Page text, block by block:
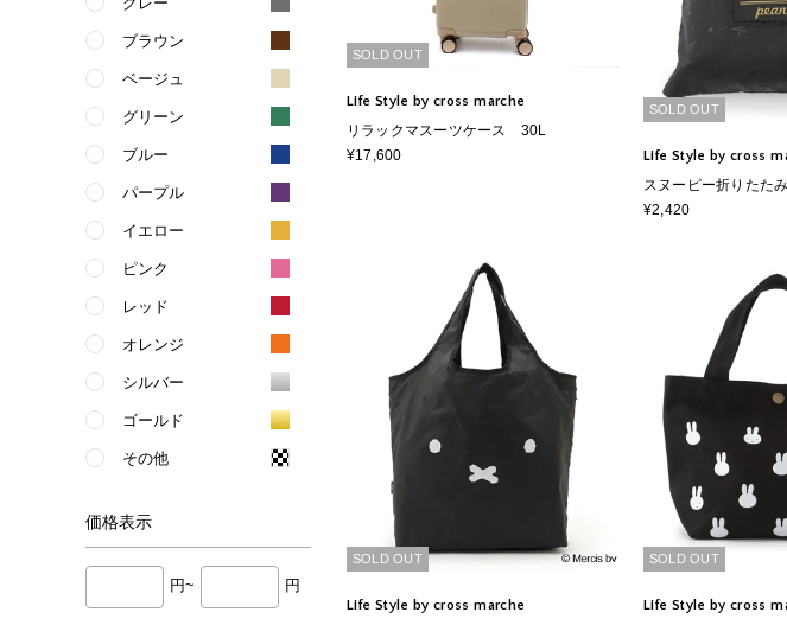
ブラウン
ベージュ
グリーン
ブルー
パープル
イエロー
ピンク
レッド
オレンジ
シルバー
ゴールド
その他
価格表示
円~ 円
SOLD OUT
Life Style by cross marche
リラックマスーツケース 30L
¥17,600
SOLD OUT
Life Style by cross
スヌーピー折りたた
ッグ
¥2,420
SOLD OUT
Life Style by cross marche
SOLD OUT
Life Style by cross